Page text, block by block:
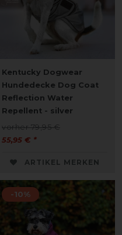
Kentucky Dogwear
Hundedecke Dog Coat
Reflection Water
Repellent - silver
vorher 79,95 €
55,95 € *
ARTIKEL MERKEN
-10%